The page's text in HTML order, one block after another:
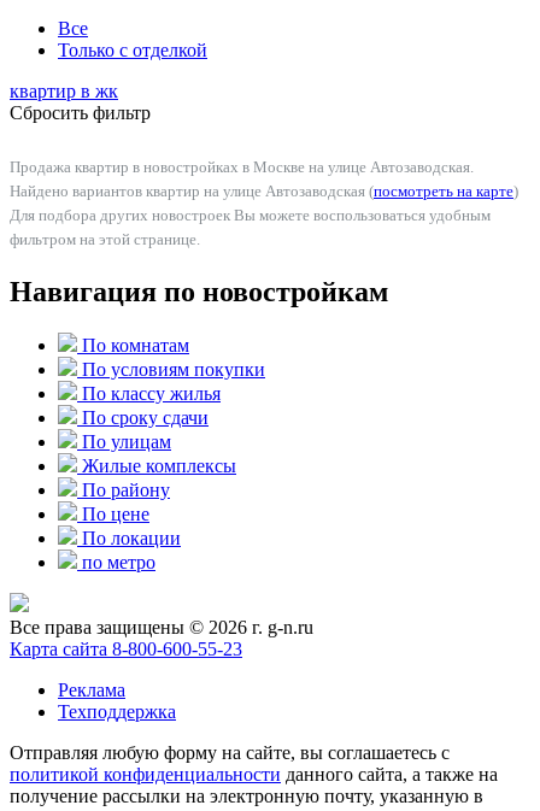
Все
Только с отделкой
квартир в жк
Сбросить фильтр
Продажа квартир в новостройках в Москве на улице Автозаводская.
Найдено вариантов квартир на улице Автозаводская (посмотреть на карте)
Для подбора других новостроек Вы можете воспользоваться удобным
фильтром на этой странице.
Навигация по новостройкам
По комнатам
По условиям покупки
По классу жилья
По сроку сдачи
По улицам
Жилые комплексы
По району
По цене
По локации
по метро
Все права защищены © 2026 г. g-n.ru
Карта сайта 8-800-600-55-23
Реклама
Техподдержка
Отправляя любую форму на сайте, вы соглашаетесь с
политикой конфиденциальности данного сайта, а также на
получение рассылки на электронную почту, указанную в